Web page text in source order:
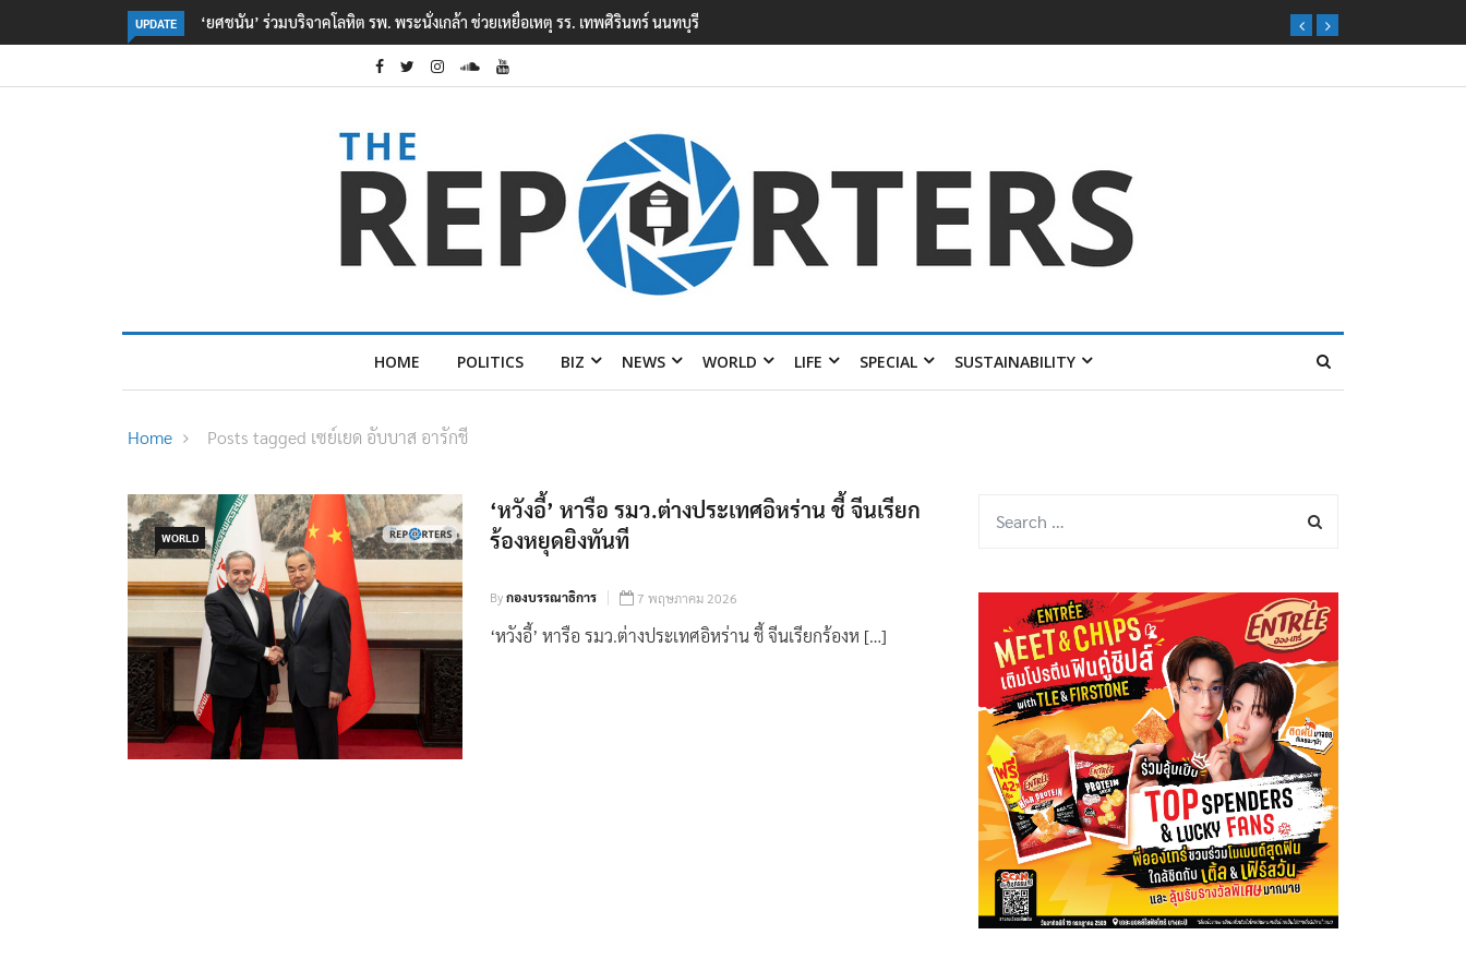
UPDATE
เกล้า ช่วยเหยื่อเหตุ รร. เทพศิรินทร์ นนทบุรีตร. อยู่ระหว่างสอบสวนแรงจูงใจ เหตุยิงในโรงเรียนเทพศิรินทร์ นนทบุรี พบเด็กก่อ
เหตุเครียดเรื่องเรียน
HOME POLITICS BIZ NEWS WORLD LIFE SPECIAL SUSTAINABILITY
Home Posts tagged เซย์เยด อับบาส อารักชี
WORLD
‘หวังอี้’ หารือ รมว.ต่างประเทศอิหร่าน ชี้ จีนเรียก
ร้องหยุดยิงทันที
Byกองบรรณาธิการ 7 พฤษภาคม 2026
‘หวังอี้’ หารือ รมว.ต่างประเทศอิหร่าน ชี้ จีนเรียกร้องห […]